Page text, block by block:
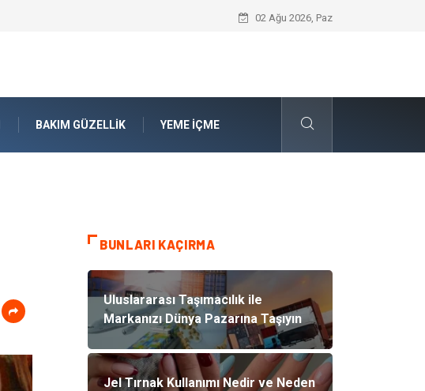
Computer Patch Management: Uç
02 Ağu 2026, Paz
BAKIM GÜZELLIK YEME İÇME
BUNLARI KAÇIRMA
Uluslararası Taşımacılık ile
Markanızı Dünya Pazarına Taşıyın
Jel Tırnak Kullanımı Nedir ve Neden